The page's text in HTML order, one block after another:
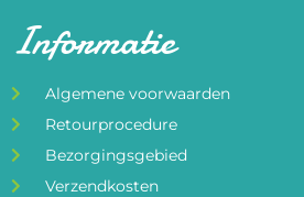
Informatie
Algemene voorwaarden
Retourprocedure
Bezorgingsgebied
Verzendkosten